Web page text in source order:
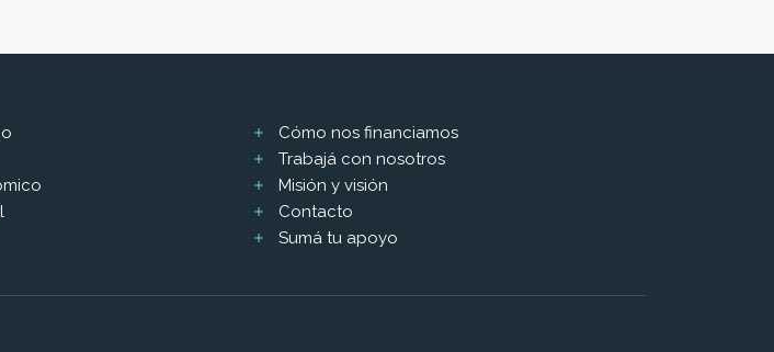
Cómo nos financiamos
Trabajá con nosotros
Misión y visión
Contacto
Sumá tu apoyo